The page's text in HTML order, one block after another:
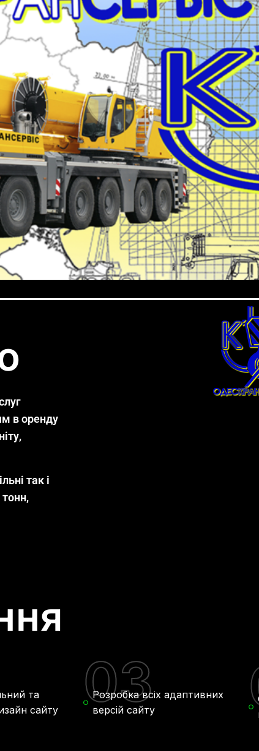
в оренду
так і
та
сайту
03
Розробка всіх адаптивних
версій сайту